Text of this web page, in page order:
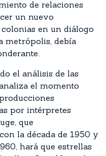
de relaciones
un nuevo
en un diálogo
metrópolis, debía
el análisis de las
el momento
por intérpretes
que
la década de 1950 y
hará que estrellas